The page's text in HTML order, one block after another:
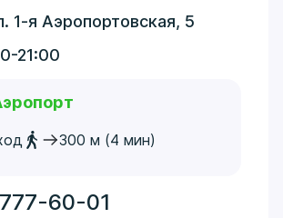
1-я Аэропортовская, 5
21:00
300 м (4 мин)
60-01